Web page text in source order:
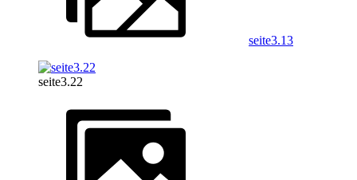
seite3.13
seite3.22